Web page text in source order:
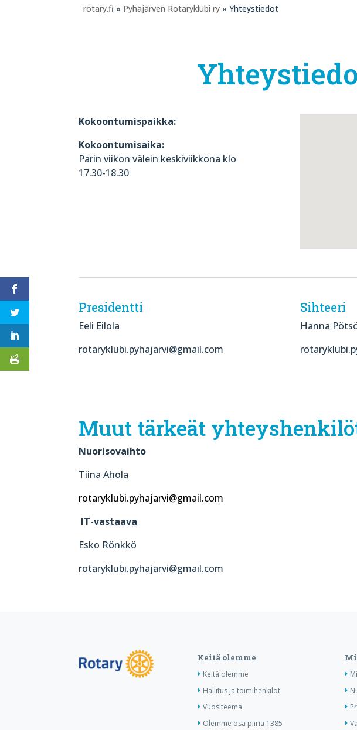
rotary.fi » Pyhäjärven Rotaryklubi ry » Yhteystiedot
Kokoontumispaikka:
Kokoontumisaika:
Parin viikon välein keskiviikkona klo
17.30-18.30
Presidentti
Eeli Eilola
rotaryklubi.pyhajarvi@gmail.com
Sihteeri
Hanna
Muut tärkeät
Nuorisovaihto
Tiina Ahola
rotaryklubi.pyhajarvi@gmail.com
IT-vastaava
Esko Rönkkö
rotaryklubi.pyhajarvi@gmail.com
Keitä olemme
Keitä olemme
Hallitus ja toimihenkilöt
Vuositeema
Olemme osa piiriä 1385